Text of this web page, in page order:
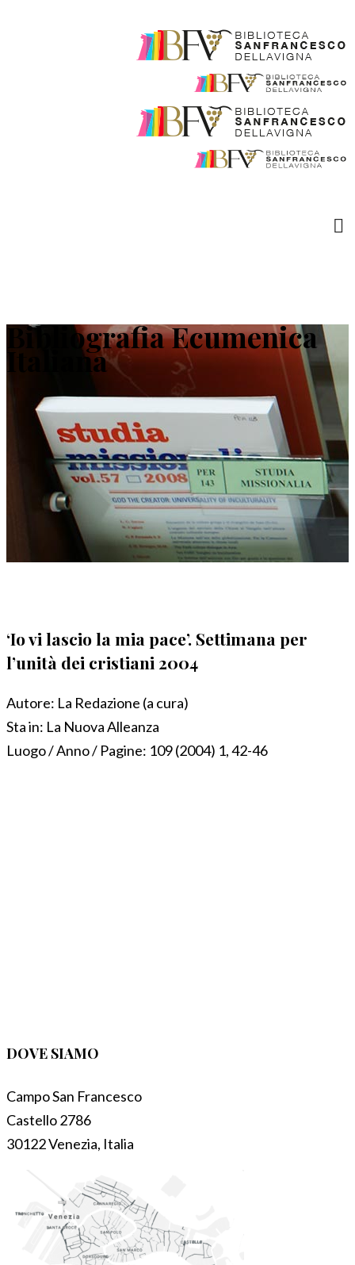
Bibliografia Ecumenica
Italiana
‘Io vi lascio la mia pace’. Settimana per
l’unità dei cristiani 2004
Autore: La Redazione (a cura)
Sta in: La Nuova Alleanza
Luogo / Anno / Pagine: 109 (2004) 1, 42-46
DOVE SIAMO
Campo San Francesco
Castello 2786
30122 Venezia, Italia